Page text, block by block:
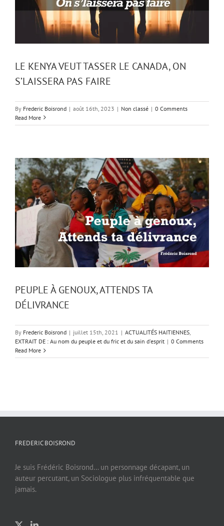
LE KENYA VEUT TASSER LE CANADA, ON
S’LAISSERA PAS FAIRE
By Frederic Boisrond | août 16th, 2023 | Non classé | 0 Comments
Read More
PEUPLE À GENOUX, ATTENDS TA
DÉLIVRANCE
By Frederic Boisrond | juillet 15th, 2021 | ACTUALITÉS HAITIENNES,
EXTRAIT DE : Au nom du peuple et du fric et du sain d'esprit | 0 Comments
Read More
FREDERIC BOISROND
Je suis Frédéric Boisrond… un personnage décapant, un
auteur percutant, un Sociologue plus infréquentable que
jamais.